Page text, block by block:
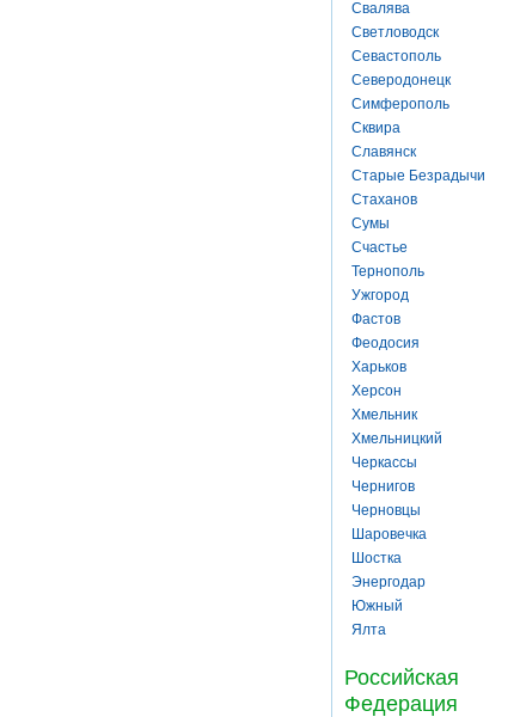
Свалява
Светловодск
Севастополь
Северодонецк
Симферополь
Сквира
Славянск
Старые Безрадычи
Стаханов
Сумы
Счастье
Тернополь
Ужгород
Фастов
Феодосия
Харьков
Херсон
Хмельник
Хмельницкий
Черкассы
Чернигов
Черновцы
Шаровечка
Шостка
Энергодар
Южный
Ялта
Российская
Федерация